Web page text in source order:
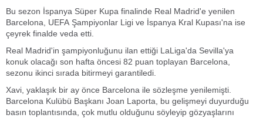
Bu sezon İspanya Süper Kupa finalinde Real Madrid'e yenilen
Barcelona, UEFA Şampiyonlar Ligi ve İspanya Kral Kupası'na ise
çeyrek finalde veda etti.
Real Madrid'in şampiyonluğunu ilan ettiği LaLiga'da Sevilla'ya
konuk olacağı son hafta öncesi 82 puan toplayan Barcelona,
sezonu ikinci sırada bitirmeyi garantiledi.
Xavi, yaklaşık bir ay önce Barcelona ile sözleşme yenilemişti.
Barcelona Kulübü Başkanı Joan Laporta, bu gelişmeyi duyurduğu
basın toplantısında, çok mutlu olduğunu söyleyip gözyaşlarını